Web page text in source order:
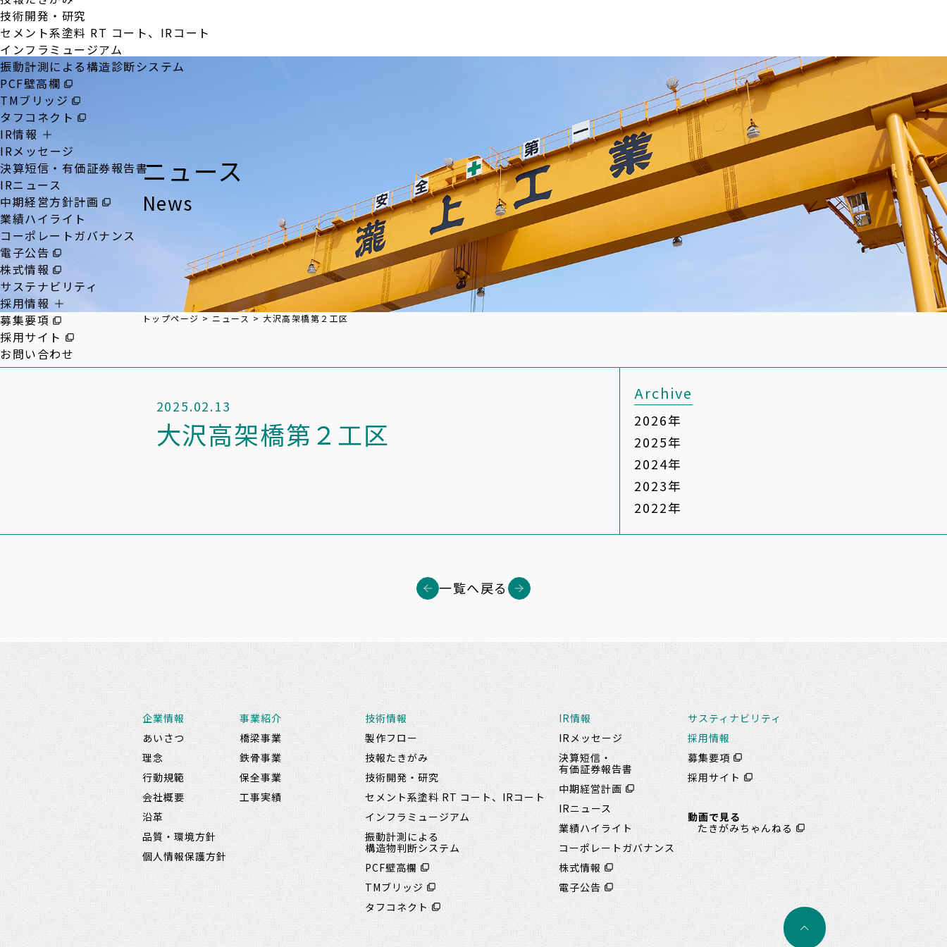
技術開発・研究
セメント系塗料 RT コート、IRコート
インフラミュージアム
振動計測による構造診断システム
PCF壁高欄
TMブリッジ
タフコネクト
IR情報
IRメッセージ
決算短信・有価証券報告書
IRニュース
中期経営方針計画
業績ハイライト
コーポレートガバナンス
電子公告
株式情報
サステナビリティ
採用情報
募集要項
採用サイト
お問い合わせ
ニュース
News
トップページ > ニュース > 大沢高架橋第２工区
2025.02.13
大沢高架橋第２工区
Archive
2026年
2025年
2024年
2023年
2022年
一覧へ戻る
企業情報
あいさつ
理念
行動規範
会社概要
沿革
品質・環境方針
個人情報保護方針
事業紹介
橋梁事業
鉄骨事業
保全事業
工事実績
技術情報
製作フロー
技報たきがみ
技術開発・研究
セメント系塗料 RT コート、IRコート
インフラミュージアム
振動計測による
構造物判断システム
PCF壁高欄
TMブリッジ
タフコネクト
IR情報
IRメッセージ
決算短信・
有価証券報告書
中期経営計画
IRニュース
業績ハイライト
コーポレートガバナンス
株式情報
電子公告
サスティナビリティ
採用情報
募集要項
採用サイト
動画で見る
たきがみちゃんねる